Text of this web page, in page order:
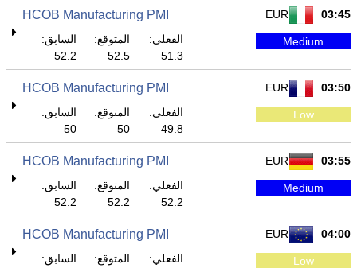
03:45
EUR
HCOB Manufacturing PMI
Medium
الفعلي:
51.3
المتوقع:
52.5
السابق:
52.2
03:50
EUR
HCOB Manufacturing PMI
Low
الفعلي:
49.8
المتوقع:
50
السابق:
50
03:55
EUR
HCOB Manufacturing PMI
Medium
الفعلي:
52.2
المتوقع:
52.2
السابق:
52.2
04:00
EUR
HCOB Manufacturing PMI
Low
الفعلي:
المتوقع:
السابق: